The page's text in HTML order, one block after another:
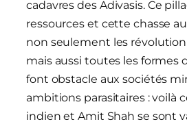
cadavres des Adivasis. Ce
ressources et cette chasse
non seulement les
mais aussi toutes les formes
font obstacle aux sociétés
ambitions parasitaires : voilà
indien et Amit Shah se sont